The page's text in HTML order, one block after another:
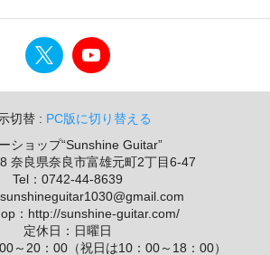
切替 : PC版に切り替える
ショップ“Sunshine Guitar”
奈良県奈良市富雄元町2丁目6-47
Tel：0742-44-8639
：http://sunshine-guitar.com/
定休日：日曜日
～20：00（祝日は10：00～18：00）